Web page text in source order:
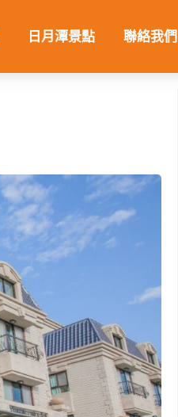
日月潭景點 聯絡我們